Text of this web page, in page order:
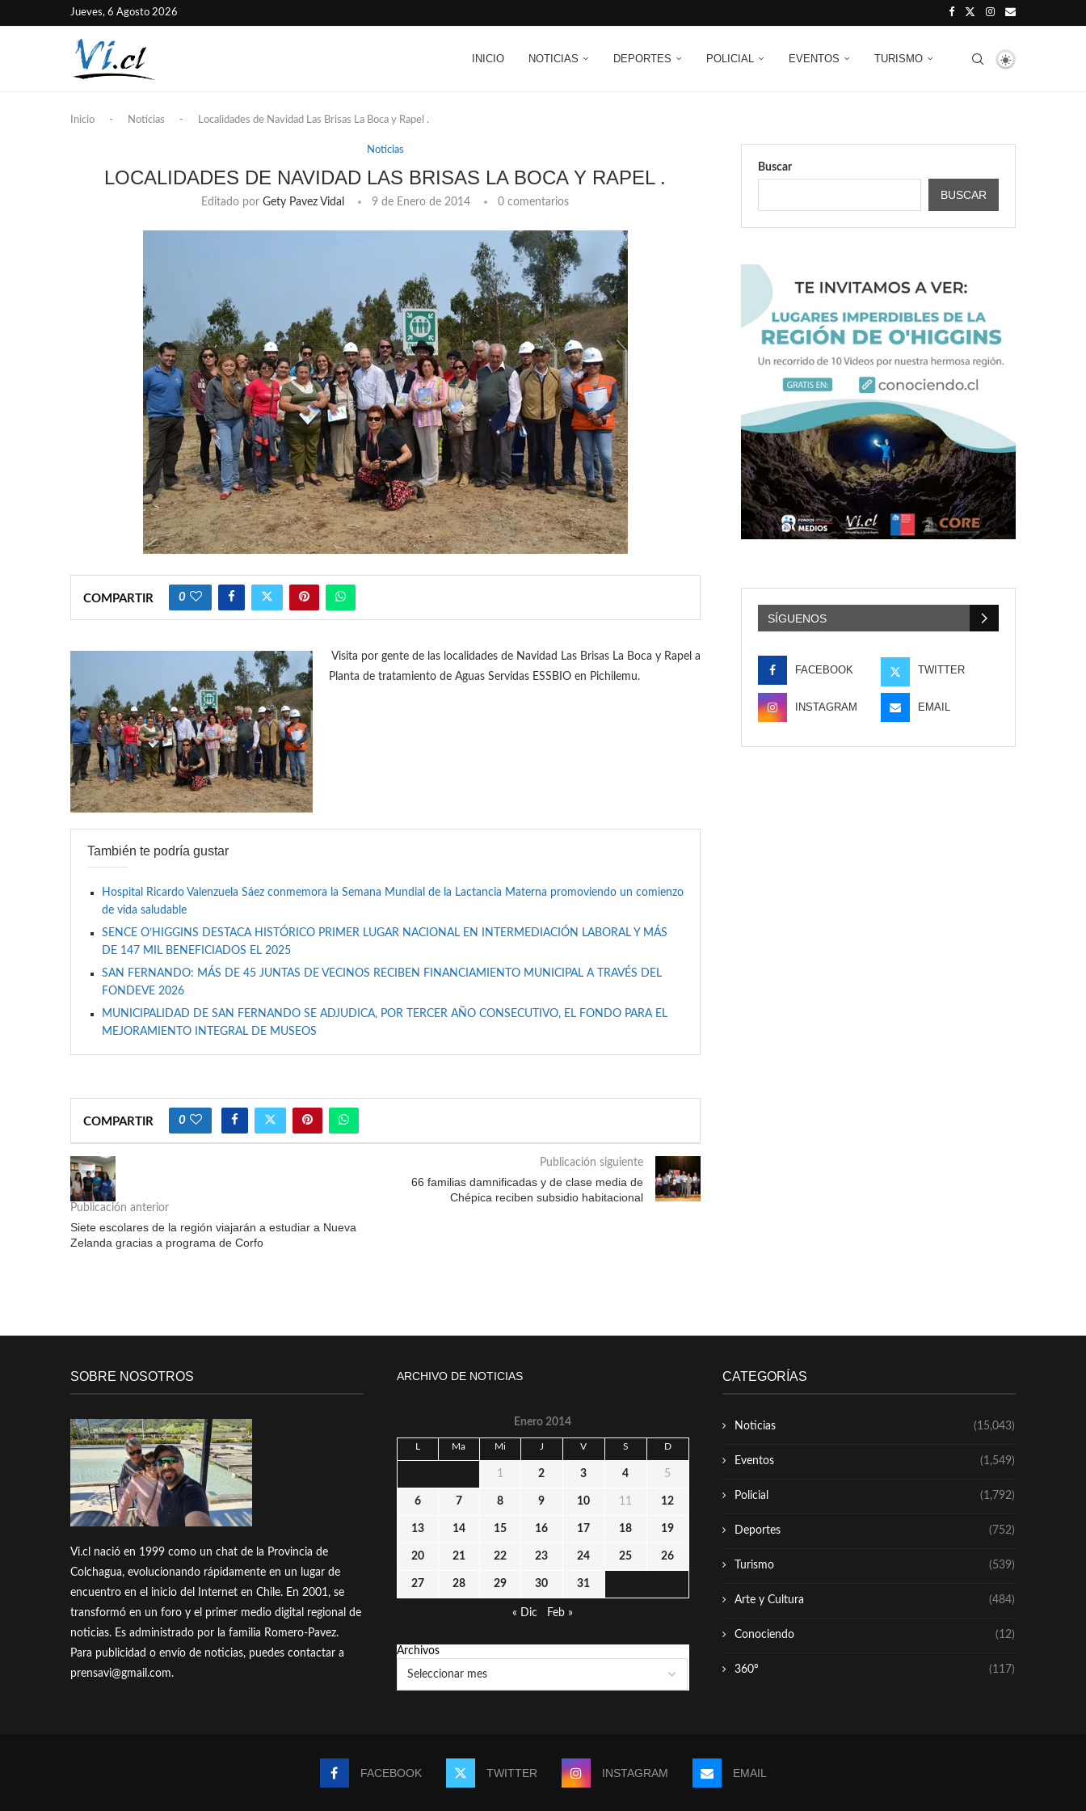
Jueves, 6 Agosto 2026
INICIO NOTICIAS DEPORTES POLICIAL EVENTOS TURISMO
Inicio - Noticias - Localidades de Navidad Las Brisas La Boca y Rapel .
Noticias
LOCALIDADES DE NAVIDAD LAS BRISAS LA BOCA Y RAPEL .
Editado porGety Pavez Vidal 9 de Enero de 2014 0 comentarios
COMPARTIR 0
Visita por gente de las localidades de Navidad Las Brisas La Boca y Rapel a
Planta de tratamiento de Aguas Servidas ESSBIO en Pichilemu.
También te podría gustar
Hospital Ricardo Valenzuela Sáez conmemora la Semana Mundial de la Lactancia Materna promoviendo un comienzo
de vida saludable
SENCE O’HIGGINS DESTACA HISTÓRICO PRIMER LUGAR NACIONAL EN INTERMEDIACIÓN LABORAL Y MÁS
DE 147 MIL BENEFICIADOS EL 2025
SAN FERNANDO: MÁS DE 45 JUNTAS DE VECINOS RECIBEN FINANCIAMIENTO MUNICIPAL A TRAVÉS DEL
FONDEVE 2026
MUNICIPALIDAD DE SAN FERNANDO SE ADJUDICA, POR TERCER AÑO CONSECUTIVO, EL FONDO PARA EL
MEJORAMIENTO INTEGRAL DE MUSEOS
COMPARTIR 0
Publicación anterior
Siete escolares de la región viajarán a estudiar a Nueva
Zelanda gracias a programa de Corfo
Publicación siguiente
66 familias damnificadas y de clase media de
Chépica reciben subsidio habitacional
Buscar
BUSCAR
SÍGUENOS
FACEBOOK TWITTER
INSTAGRAM EMAIL
SOBRE NOSOTROS
Vi.cl nació en 1999 como un chat de la Provincia de
Colchagua, evolucionando rápidamente en un lugar de
encuentro en el inicio del Internet en Chile. En 2001, se
transformó en un foro y el primer medio digital regional de
noticias. Es administrado por la familia Romero-Pavez.
Para publicidad o envío de noticias, puedes contactar a
prensavi@gmail.com.
ARCHIVO DE NOTICIAS
Enero 2014
L Ma Mi J V S D
1 2 3 4 5
6 7 8 9 10 11 12
13 14 15 16 17 18 19
20 21 22 23 24 25 26
27 28 29 30 31
« Dic Feb »
Archivos
CATEGORÍAS
Noticias (15,043)
Eventos (1,549)
Policial (1,792)
Deportes (752)
Turismo (539)
Arte y Cultura (484)
Conociendo (12)
360º (117)
FACEBOOK TWITTER INSTAGRAM EMAIL